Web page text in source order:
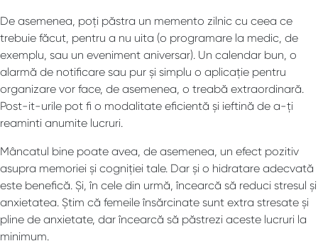
De asemenea, poți păstra un memento zilnic cu ceea ce
trebuie făcut, pentru a nu uita (o programare la medic, de
exemplu, sau un eveniment aniversar). Un calendar bun, o
alarmă de notificare sau pur și simplu o aplicație pentru
organizare vor face, de asemenea, o treabă extraordinară.
Post-it-urile pot fi o modalitate eficientă și ieftină de a-ți
reaminti anumite lucruri.
Mâncatul bine poate avea, de asemenea, un efect pozitiv
asupra memoriei și cogniției tale. Dar și o hidratare adecvată
este benefică. Și, în cele din urmă, încearcă să reduci stresul și
anxietatea. Știm că femeile însărcinate sunt extra stresate și
pline de anxietate, dar încearcă să păstrezi aceste lucruri la
minimum.